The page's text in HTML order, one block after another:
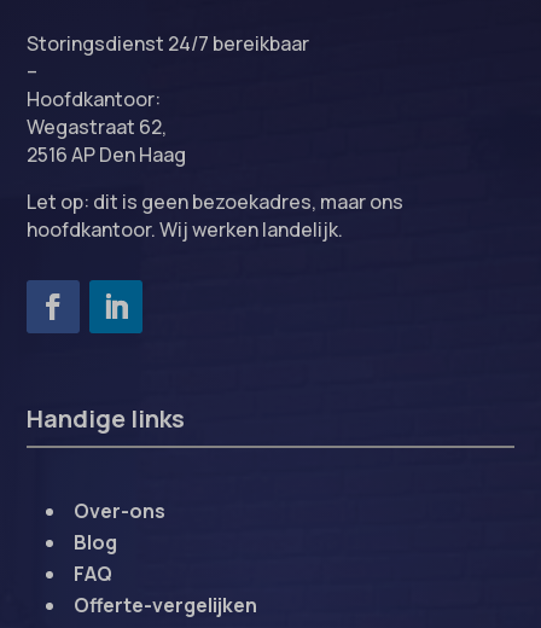
Storingsdienst 24/7 bereikbaar
–
Hoofdkantoor:
Wegastraat 62,
2516 AP Den Haag
Let op: dit is geen bezoekadres, maar ons
hoofdkantoor. Wij werken landelijk.
Handige links
Over-ons
Blog
FAQ
Offerte-vergelijken